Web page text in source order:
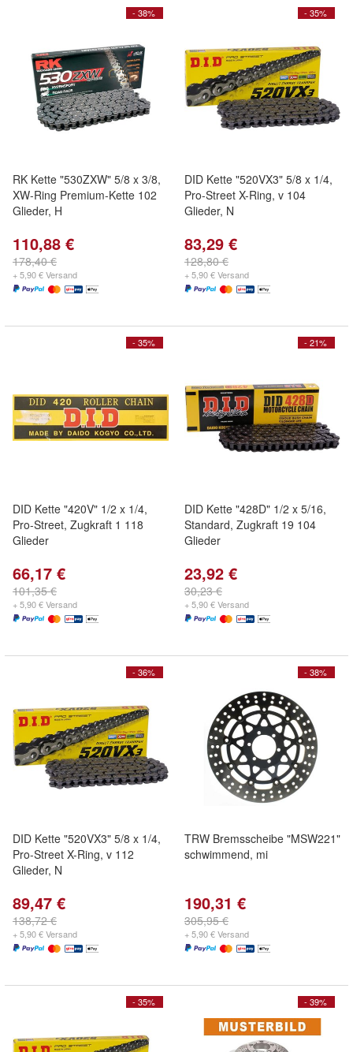
- 38%
RK Kette "530ZXW" 5/8 x 3/8,
XW-Ring Premium-Kette 102
Glieder, H
110,88 €
178,40 €
+ 5,90 € Versand
- 35%
DID Kette "520VX3" 5/8 x 1/4,
Pro-Street X-Ring, v 104
Glieder, N
83,29 €
128,80 €
+ 5,90 € Versand
- 35%
DID Kette "420V" 1/2 x 1/4,
Pro-Street, Zugkraft 1 118
Glieder
66,17 €
101,35 €
+ 5,90 € Versand
- 21%
DID Kette "428D" 1/2 x 5/16,
Standard, Zugkraft 19 104
Glieder
23,92 €
30,23 €
+ 5,90 € Versand
- 36%
DID Kette "520VX3" 5/8 x 1/4,
Pro-Street X-Ring, v 112
Glieder, N
89,47 €
138,72 €
+ 5,90 € Versand
- 38%
TRW Bremsscheibe "MSW221"
schwimmend, mi
190,31 €
305,95 €
+ 5,90 € Versand
- 35% - 39%